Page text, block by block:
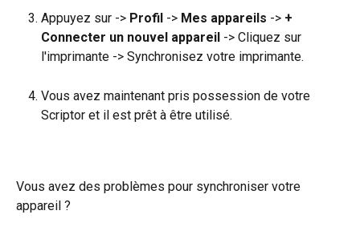
Appuyez sur -> Profil -> Mes appareils -> +
Connecter un nouvel appareil -> Cliquez sur
l'imprimante -> Synchronisez votre imprimante.
Vous avez maintenant pris possession de votre
Scriptor et il est prêt à être utilisé.
Vous avez des problèmes pour synchroniser votre
appareil ?